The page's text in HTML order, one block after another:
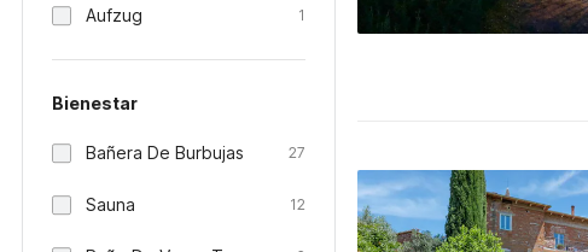
Aufzug 1
Bienestar
Bañera De Burbujas 27
Sauna 12